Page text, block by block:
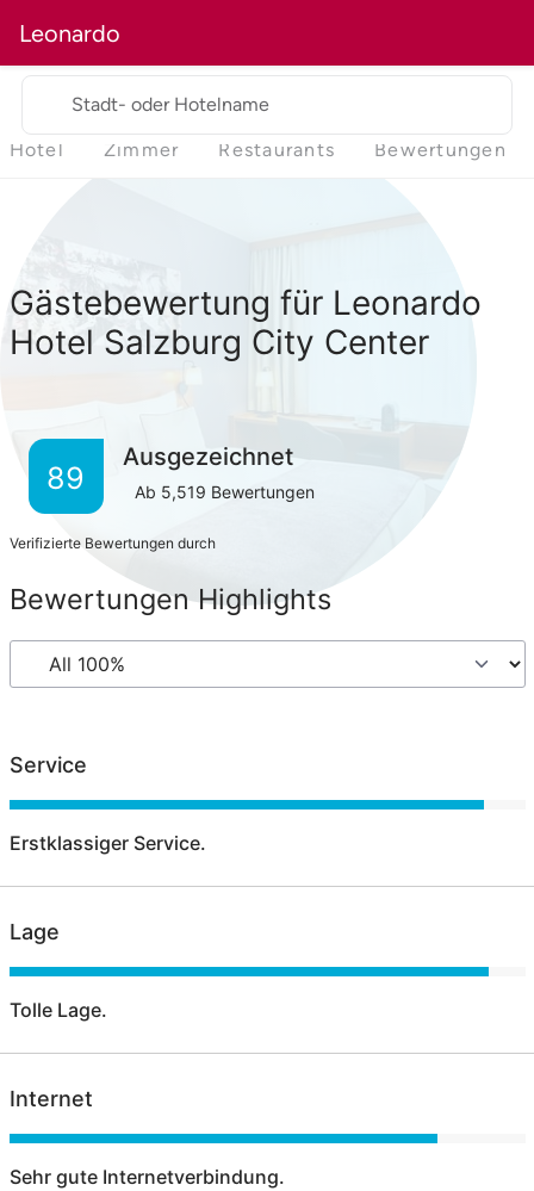
Leonardo
Stadt- oder Hotelname
Hotel Zimmer Restaurants Bewertungen
Gästebewertung für Leonardo
Hotel Salzburg City Center
89
Ausgezeichnet
Ab 5,519 Bewertungen
Verifizierte Bewertungen durch
Bewertungen Highlights
Service
Erstklassiger Service.
Lage
Tolle Lage.
Internet
Sehr gute Internetverbindung.